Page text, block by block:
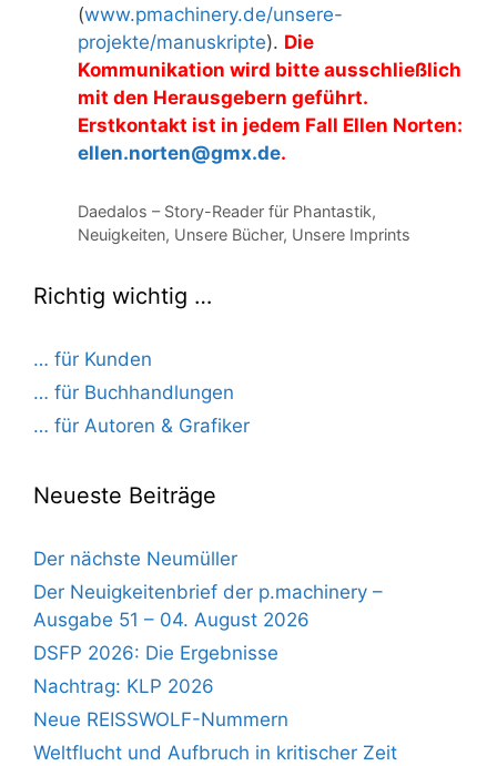
(www.pmachinery.de/unsere-
projekte/manuskripte). Die
Kommunikation wird bitte ausschließlich
mit den Herausgebern geführt.
Erstkontakt ist in jedem Fall Ellen Norten:
ellen.norten@gmx.de.
Kategorien
Daedalos – Story-Reader für Phantastik,
Neuigkeiten, Unsere Bücher, Unsere Imprints
Richtig wichtig …
… für Kunden
… für Buchhandlungen
… für Autoren & Grafiker
Neueste Beiträge
Der nächste Neumüller
Der Neuigkeitenbrief der p.machinery –
Ausgabe 51 – 04. August 2026
DSFP 2026: Die Ergebnisse
Nachtrag: KLP 2026
Neue REISSWOLF-Nummern
Weltflucht und Aufbruch in kritischer Zeit